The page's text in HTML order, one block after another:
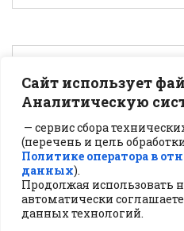
Сайт использует
Аналитическую
— сервис сбора
(перечень и цель
Политике оператора в
данных).
Продолжая использовать
автоматически
данных технологий.